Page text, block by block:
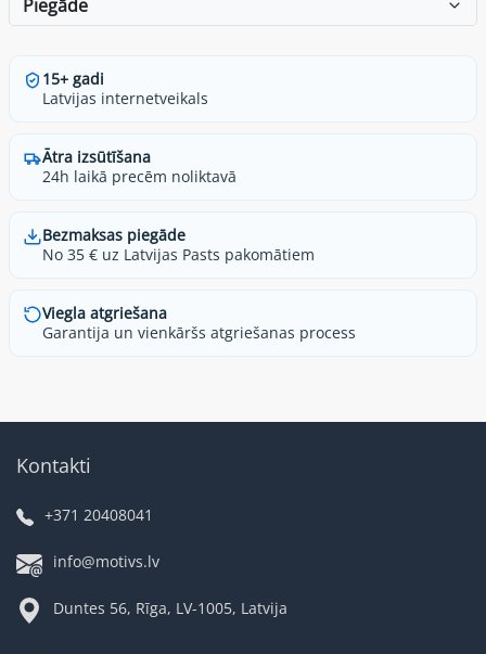
Piegāde
15+ gadi
Latvijas internetveikals
Ātra izsūtīšana
24h laikā precēm noliktavā
Bezmaksas piegāde
No 35 € uz Latvijas Pasts pakomātiem
Viegla atgriešana
Garantija un vienkāršs atgriešanas process
Kontakti
+371 20408041
info@motivs.lv
Duntes 56, Rīga, LV-1005, Latvija